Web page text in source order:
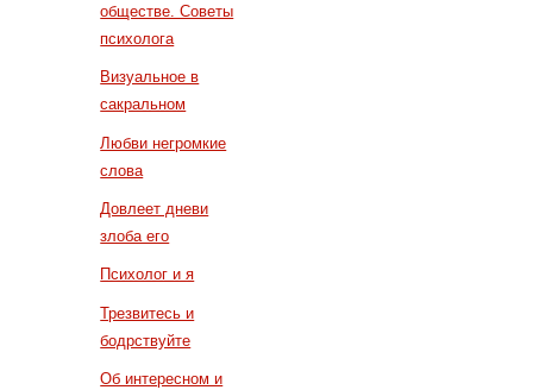
обществе. Советы
психолога
Визуальное в
сакральном
Любви негромкие
слова
Довлеет дневи
злоба его
Психолог и я
Трезвитесь и
бодрствуйте
Об интересном и